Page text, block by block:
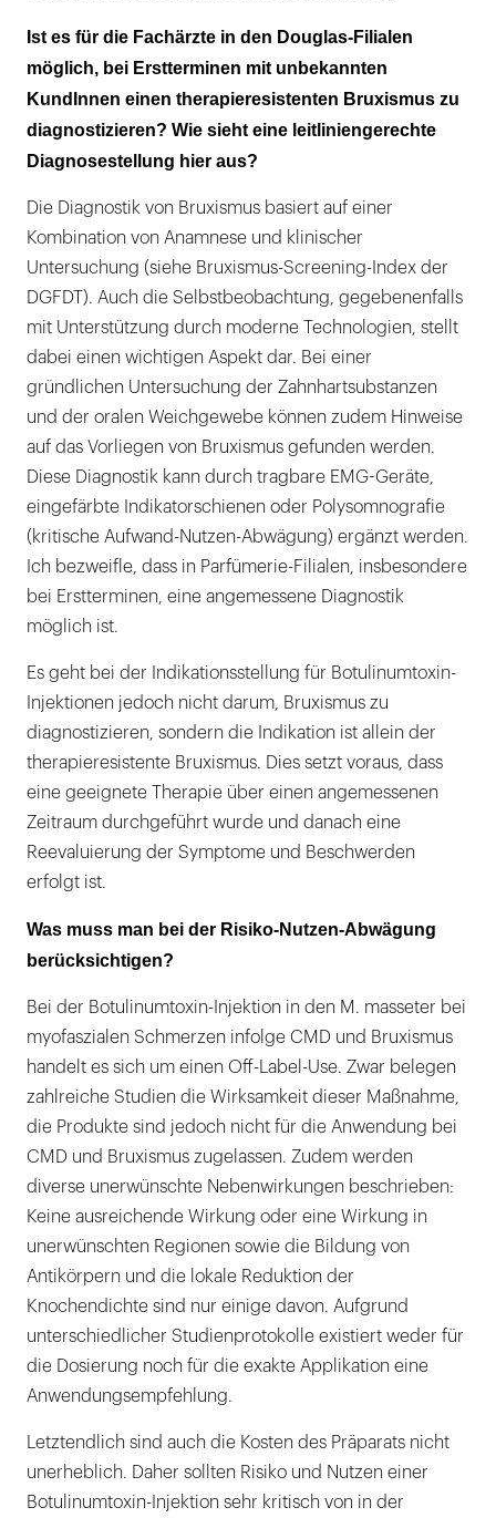
Ist es für die Fachärzte in den Douglas-Filialen
möglich, bei Erstterminen mit unbekannten
KundInnen einen therapieresistenten Bruxismus zu
diagnostizieren? Wie sieht eine leitliniengerechte
Diagnosestellung hier aus?
Die Diagnostik von Bruxismus basiert auf einer
Kombination von Anamnese und klinischer
Untersuchung (siehe Bruxismus-Screening-Index der
DGFDT). Auch die Selbstbeobachtung, gegebenenfalls
mit Unterstützung durch moderne Technologien, stellt
dabei einen wichtigen Aspekt dar. Bei einer
gründlichen Untersuchung der Zahnhartsubstanzen
und der oralen Weichgewebe können zudem Hinweise
auf das Vorliegen von Bruxismus gefunden werden.
Diese Diagnostik kann durch tragbare EMG-Geräte,
eingefärbte Indikatorschienen oder Polysomnografie
(kritische Aufwand-Nutzen-Abwägung) ergänzt werden.
Ich bezweifle, dass in Parfümerie-Filialen, insbesondere
bei Erstterminen, eine angemessene Diagnostik
möglich ist.
Es geht bei der Indikationsstellung für Botulinumtoxin-
Injektionen jedoch nicht darum, Bruxismus zu
diagnostizieren, sondern die Indikation ist allein der
therapieresistente Bruxismus. Dies setzt voraus, dass
eine geeignete Therapie über einen angemessenen
Zeitraum durchgeführt wurde und danach eine
Reevaluierung der Symptome und Beschwerden
erfolgt ist.
Was muss man bei der Risiko-Nutzen-Abwägung
berücksichtigen?
Bei der Botulinumtoxin-Injektion in den M. masseter bei
myofaszialen Schmerzen infolge CMD und Bruxismus
handelt es sich um einen Off-Label-Use. Zwar belegen
zahlreiche Studien die Wirksamkeit dieser Maßnahme,
die Produkte sind jedoch nicht für die Anwendung bei
CMD und Bruxismus zugelassen. Zudem werden
diverse unerwünschte Nebenwirkungen beschrieben:
Keine ausreichende Wirkung oder eine Wirkung in
unerwünschten Regionen sowie die Bildung von
Antikörpern und die lokale Reduktion der
Knochendichte sind nur einige davon. Aufgrund
unterschiedlicher Studienprotokolle existiert weder für
die Dosierung noch für die exakte Applikation eine
Anwendungsempfehlung.
Letztendlich sind auch die Kosten des Präparats nicht
unerheblich. Daher sollten Risiko und Nutzen einer
Botulinumtoxin-Injektion sehr kritisch von in der